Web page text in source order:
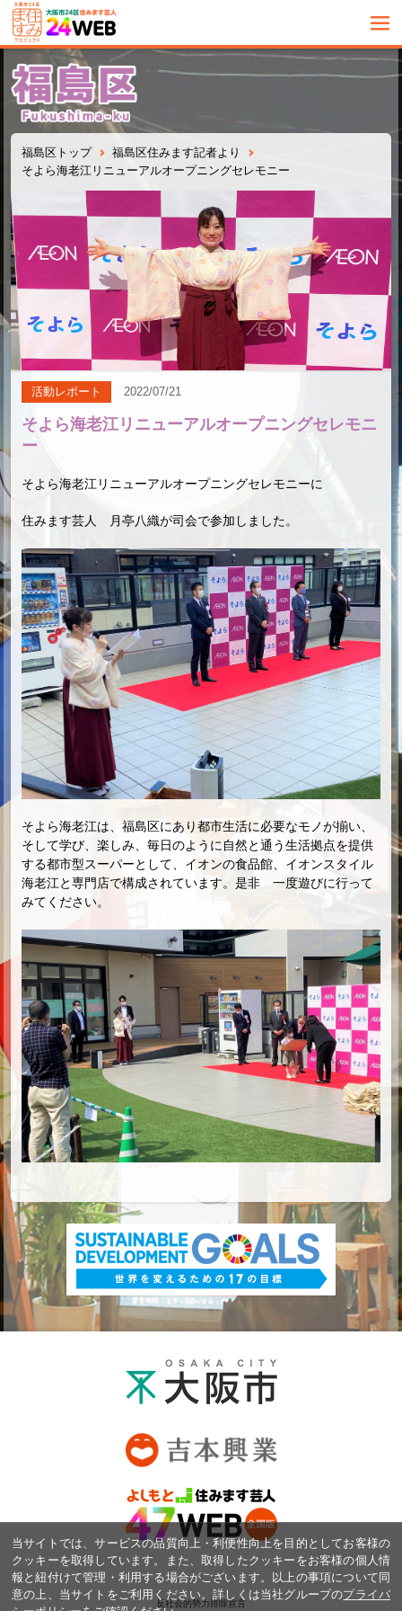
福島区トップ
福島区住みます記者より
そよら海老江リニューアルオープニングセレモニー
活動レポート 2022/07/21
そよら海老江リニューアルオープニングセレモニ
ー
そよら海老江 リニューアルオープニングセレモニーに
住みます芸人 月亭八織が司会で参加しました。
そよ ら海老江は、福島区にあり都市生活に必要なモノが揃い、
そして学び 、楽しみ 、毎日のように自然と通う生活拠点を提供
する都市型スーパーとして 、イオンの食品館、 イオンスタイル
海老江と専門店で構成されています。是非 一度遊びに行って
みてください。
反社会的勢力排除宣言
当サイトでは、サービスの品質向上・利便性向上を目的としてお客様の
クッキーを取得しています。また、取得したクッキーをお客様の個人情
報と紐付けて管理・利用する場合がございます。以上の事項について同
意の上、当サイトをご利用ください。詳しくは当社グループのプライバ